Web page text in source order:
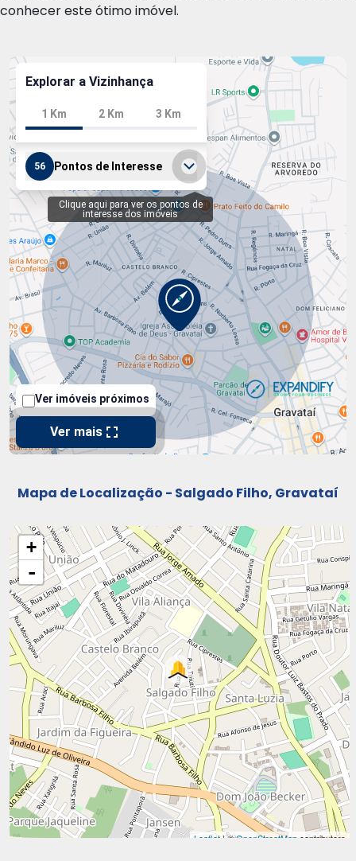
conhecer este ótimo imóvel.
Mapa de Localização - Salgado Filho, Gravataí